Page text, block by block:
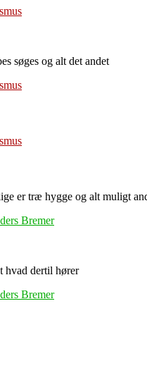
søges og alt det andet
er træ hygge og alt muligt
Bremer
hvad dertil hører
Bremer